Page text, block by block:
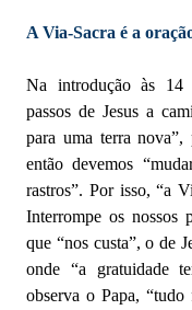
A Via-Sacra é a
Na introdução às 14
passos de Jesus a
para uma terra
então devemos
rastros”. Por isso, “a
Interrompe os nossos
que “nos custa”, o de
onde “a gratuidade
observa o Papa,